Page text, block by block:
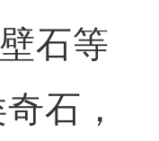
石等
石，